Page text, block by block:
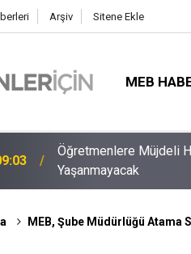
Arşiv Sitene Ekle
MEB
Öğretmenler İçin Son
Doluyor
MEB, Şube Müdürlüğü Atama